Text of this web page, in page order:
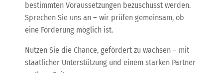
bestimmten Voraussetzungen bezuschusst werden.
Sprechen Sie uns an – wir prüfen gemeinsam, ob
eine Förderung möglich ist.
Nutzen Sie die Chance, gefördert zu wachsen – mit
staatlicher Unterstützung und einem starken Partner